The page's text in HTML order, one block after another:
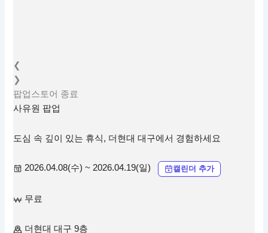
❮
❯
팝업스토어 종료
사유원 팝업
도심 속 깊이 있는 휴식, 더현대 대구에서 경험하세요
2026.04.08(수) ~ 2026.04.19(일) 캘린더 추가
무료
더현대 대구 9층